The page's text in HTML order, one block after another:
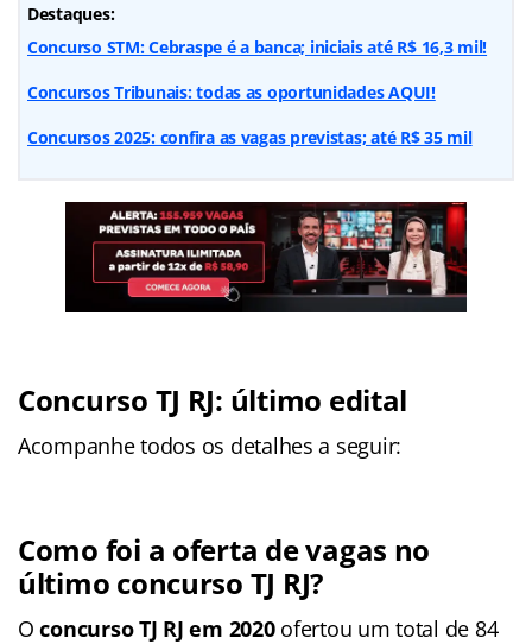
Destaques:
Concurso STM: Cebraspe é a banca; iniciais até R$ 16,3 mil!
Concursos Tribunais: todas as oportunidades AQUI!
Concursos 2025: confira as vagas previstas; até R$ 35 mil
Concurso TJ RJ: último edital
Acompanhe todos os detalhes a seguir:
Como foi a oferta de vagas no
último concurso TJ RJ?
Oconcurso TJ RJ em 2020ofertou um total de 84